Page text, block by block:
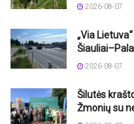
2026-08-07
„Via
2026-08-07
Šilutės
Žmonių su